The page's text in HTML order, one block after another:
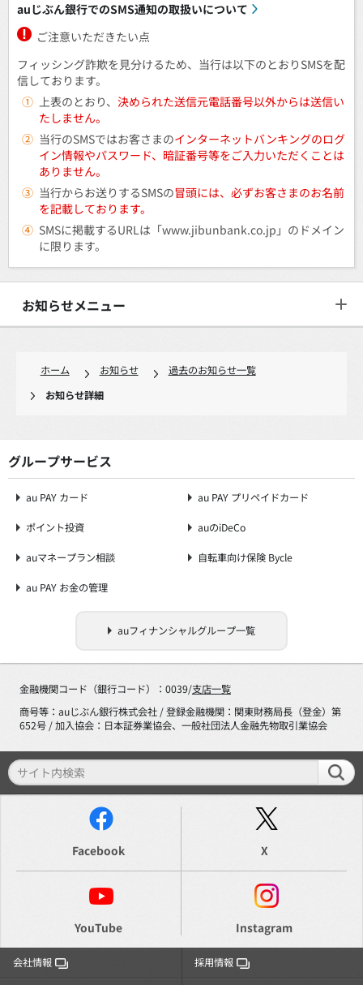
auじぶん銀行でのSMS通知の取扱いについて
ご注意いただきたい点
フィッシング詐欺を見分けるため、当行は以下のとおりSMSを配
信しております。
①
上表のとおり、 決められた送信元電話番号以外からは送信い
たしません。
② 当行のSMSではお客さまのインターネットバンキングのログ
イン情報やパスワード、暗証番号等をご入力いただくことは
ありません。
③ 当行からお送りするSMSの冒頭には、必ずお客さまのお名前
を記載しております。
④ SMSに掲載するURLは「www.jibunbank.co.jp」のドメイン
に限ります。
お知らせメニュー
ホーム お知らせ
過去のお知らせ一覧
お知らせ詳細
グループサービス
au PAY カード au PAY プリペイドカード
ポイント投資 auのiDeCo
auマネープラン相談 自転車向け保険 Bycle
au PAY お金の管理
auフィナンシャルグループ一覧
金融機関コード（銀行コード）：0039/支店一覧
商号等：auじぶん銀行株式会社 / 登録金融機関：関東財務局長（登金）第
652号 / 加入協会：日本証券業協会、一般社団法人金融先物取引業協会
Facebook X
YouTube Instagram
会社情報 採用情報